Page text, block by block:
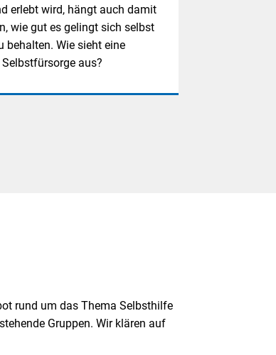
erlebt wird, hängt auch damit
wie gut es gelingt sich selbst
behalten. Wie sieht eine
aus?
rund um das Thema Selbsthilfe
Gruppen. Wir klären auf